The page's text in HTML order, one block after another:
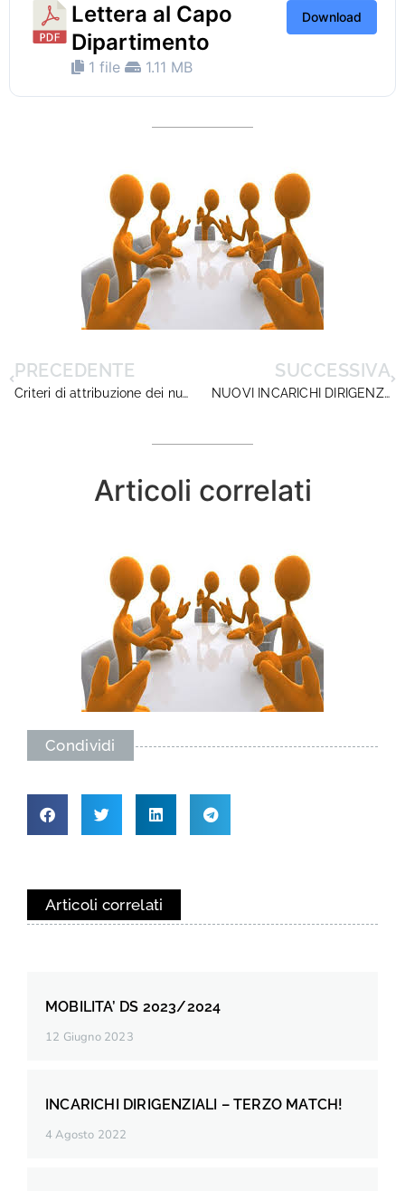
Lettera al Capo
Dipartimento
1 file 1.11 MB
Download
PRECEDENTE
Criteri di attribuzione dei nuovi incarichi dirigenziali: convocate le OO.SS.
SUCCESSIVA
NUOVI INCARICHI DIRIGENZIALI: ESITO RIUNIONE 27 LUGLIO
Articoli correlati
Condividi
Articoli correlati
MOBILITA’ DS 2023/2024
12 Giugno 2023
INCARICHI DIRIGENZIALI – TERZO MATCH!
4 Agosto 2022